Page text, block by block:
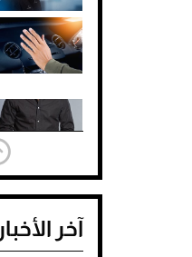
آخر الأخبار